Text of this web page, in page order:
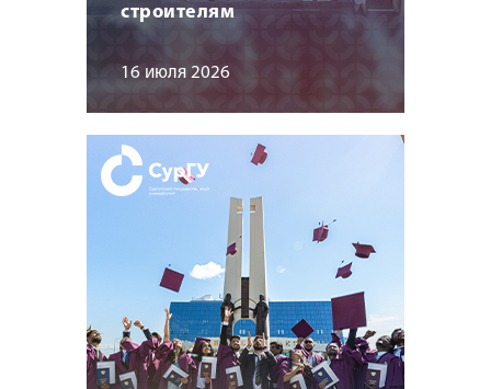
строителям
16 июля 2026